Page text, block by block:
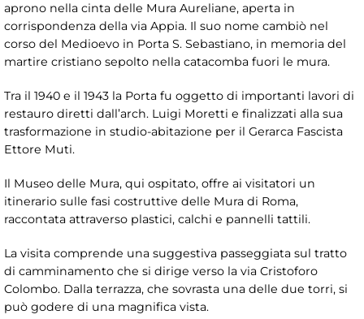
aprono nella cinta delle Mura Aureliane, aperta in
corrispondenza della via Appia. Il suo nome cambiò nel
corso del Medioevo in Porta S. Sebastiano, in memoria del
martire cristiano sepolto nella catacomba fuori le mura.
Tra il 1940 e il 1943 la Porta fu oggetto di importanti lavori di
restauro diretti dall’arch. Luigi Moretti e finalizzati alla sua
trasformazione in studio-abitazione per il Gerarca Fascista
Ettore Muti.
Il Museo delle Mura, qui ospitato, offre ai visitatori un
itinerario sulle fasi costruttive delle Mura di Roma,
raccontata attraverso plastici, calchi e pannelli tattili.
La visita comprende una suggestiva passeggiata sul tratto
di camminamento che si dirige verso la via Cristoforo
Colombo. Dalla terrazza, che sovrasta una delle due torri, si
può godere di una magnifica vista.